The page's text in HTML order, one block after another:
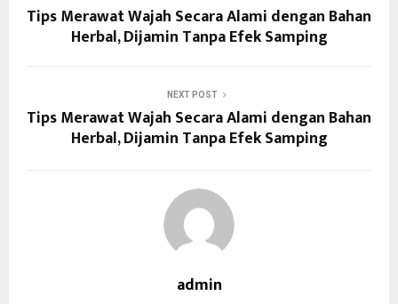
Tips Merawat Wajah Secara Alami dengan Bahan
Herbal, Dijamin Tanpa Efek Samping
NEXT POST
Tips Merawat Wajah Secara Alami dengan Bahan
Herbal, Dijamin Tanpa Efek Samping
admin